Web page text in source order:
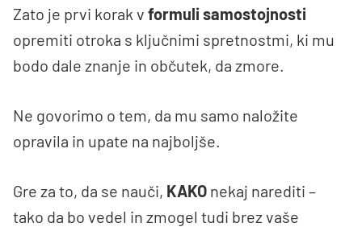
Zato je prvi korak v formuli samostojnosti
opremiti otroka s ključnimi spretnostmi, ki mu
bodo dale znanje in občutek, da zmore.
Ne govorimo o tem, da mu samo naložite
opravila in upate na najboljše.
Gre za to, da se nauči, KAKO nekaj narediti –
tako da bo vedel in zmogel tudi brez vaše